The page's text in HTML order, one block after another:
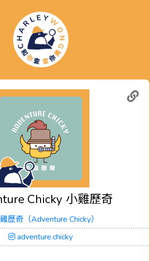
Chicky 小雞歷奇
歷奇（Adventure Chicky）
adventure.chicky